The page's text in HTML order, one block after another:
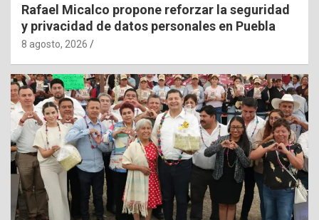
Rafael Micalco propone reforzar la seguridad
y privacidad de datos personales en Puebla
8 agosto, 2026